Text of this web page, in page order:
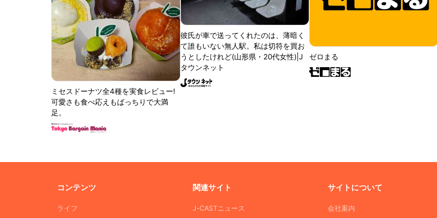
ミセスドーナツ全4種を実食レビュー!
可愛さも食べ応えもばっちりで大満
足。
彼氏が車で送ってくれたのは、薄暗く
て誰もいない無人駅。私は切符を買お
うとしたけれど(山形県・20代女性)|J
タウンネット
ゼロまる
コンテンツ
ライフ
関連サイト
J-CASTニュース
サイトについて
会社案内